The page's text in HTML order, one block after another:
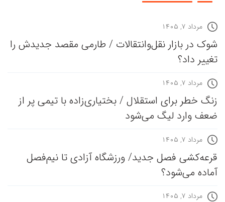
مرداد ۷, ۱۴۰۵
شوک در بازار نقل‌وانتقالات / طارمی مقصد جدیدش را
تغییر داد؟
مرداد ۷, ۱۴۰۵
زنگ خطر برای استقلال / بختیاری‌زاده با تیمی پر از
ضعف وارد لیگ می‌شود
مرداد ۷, ۱۴۰۵
قرعه‎‌کشی فصل جدید/ ورزشگاه آزادی تا نیم‌فصل
آماده می‌شود؟
مرداد ۷, ۱۴۰۵